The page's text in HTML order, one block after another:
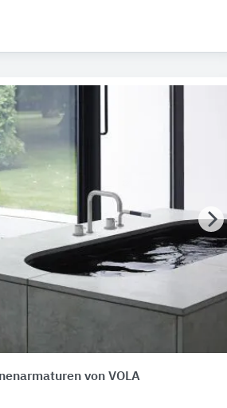
von VOLA